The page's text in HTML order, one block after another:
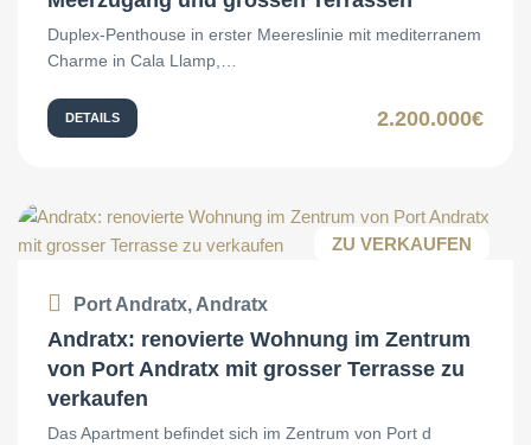
Duplex-Penthouse in erster Meereslinie mit mediterranem
Charme in Cala Llamp,…
DETAILS 2.200.000€
ZU VERKAUFEN
Port Andratx, Andratx
Andratx: renovierte Wohnung im Zentrum
von Port Andratx mit grosser Terrasse zu
verkaufen
Das Apartment befindet sich im Zentrum von Port d